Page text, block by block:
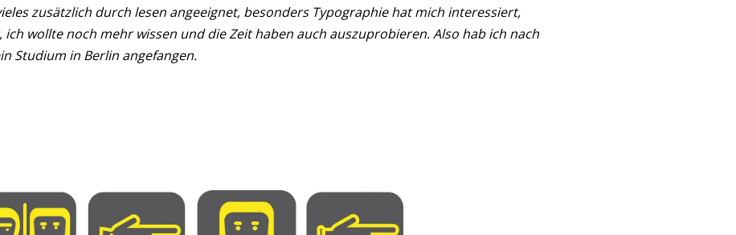
zusätzlich durch lesen angeeignet, besonders Typographie hat mich interessiert,
wollte noch mehr wissen und die Zeit haben auch auszuprobieren. Also hab ich nach
Studium in Berlin angefangen.